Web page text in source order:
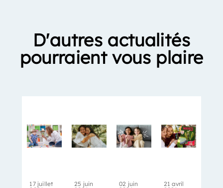
D'autres actualités
pourraient vous plaire
17 juillet
25 juin
02 juin
21 avril